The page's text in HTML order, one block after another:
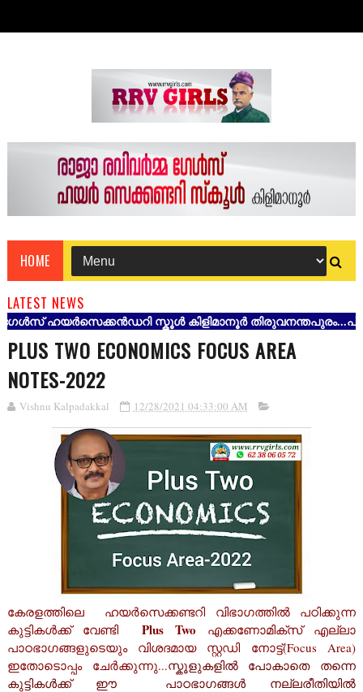
HOME
LATEST NEWS
ഗേൾസ് ഹയർസെക്കൻഡറി സ്കൂൾ കിളിമാനൂർ
PLUS TWO ECONOMICS FOCUS AREA
NOTES-2022
Vishnu Kalpadakkal 12/28/2021 04:33:00 AM
കേരളത്തിലെ ഹയർസെക്കണ്ടറി വിഭാഗത്തിൽ പഠിക്കുന്ന
കുട്ടികൾക്ക് വേണ്ടി Plus Two എക്കണോമിക്‌സ് എല്ലാ
പാഠഭാഗങ്ങളുടെയും വിശദമായ സ്റ്റഡി നോട്ട്(Focus Area)
ഇതോടൊപ്പം ചേർക്കുന്നു...സ്കൂളുകളിൽ പോകാതെ തന്നെ
കുട്ടികൾക്ക് ഈ പാഠഭാഗങ്ങൾ നല്ലരീതിയിൽ